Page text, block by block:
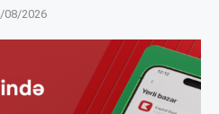
08/2026